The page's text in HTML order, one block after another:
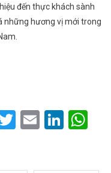
đến thực khách sành
những hương vị mới trong
Twitter
Email